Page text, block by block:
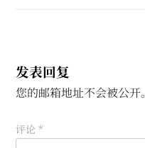
发表回复
您的邮箱地址不会被公开。
评论*